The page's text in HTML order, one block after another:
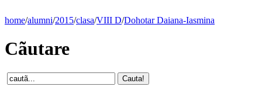
home/alumni/2015/clasa/VIII D/Dohotar Daiana-Iasmina
Cãutare